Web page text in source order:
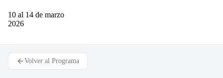
10 al 14 de marzo
2026
Volver al Programa